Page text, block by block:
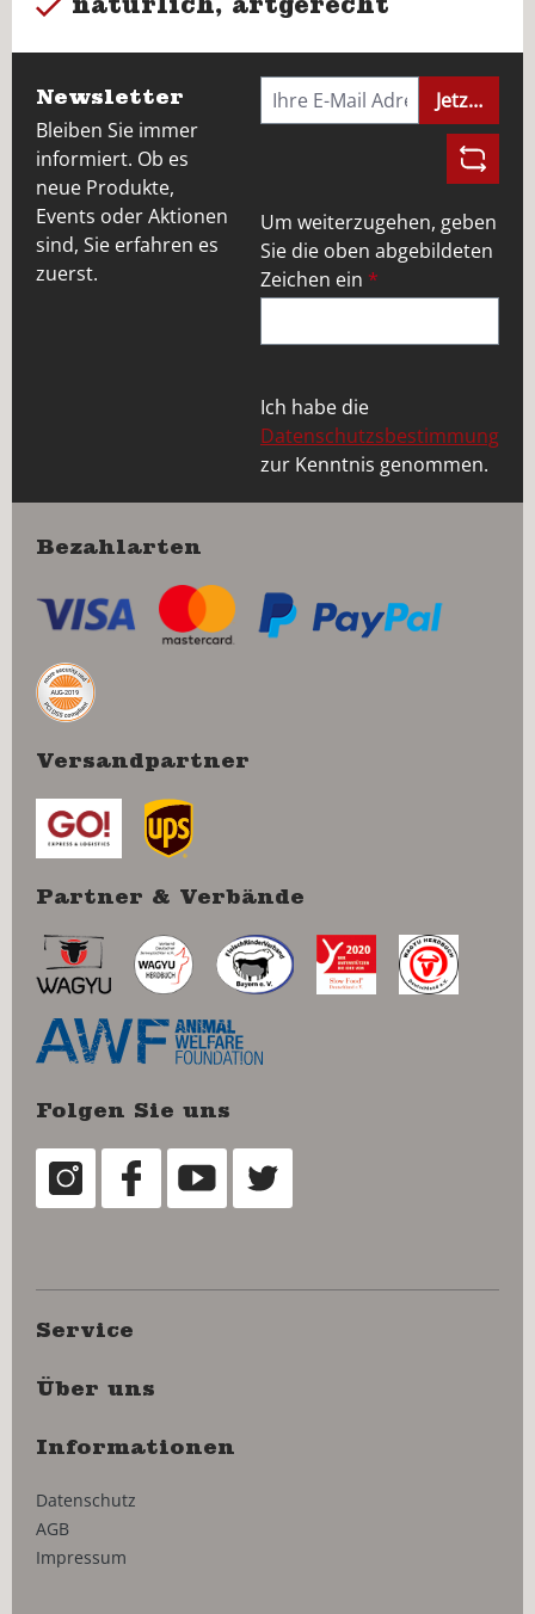
Newsletter
Bleiben Sie immer
informiert. Ob es
neue Produkte,
Events oder Aktionen
sind, Sie erfahren es
zuerst.
Jetzt
Um weiterzugehen, geben
Sie die oben abgebildeten
Zeichen ein *
Ich habe die
Datenschutzsbestimmung
zur Kenntnis genommen.
Bezahlarten
Versandpartner
Partner & Verbände
Folgen Sie uns
Service
Über uns
Informationen
Datenschutz
AGB
Impressum